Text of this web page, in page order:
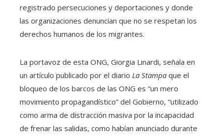
registrado persecuciones y deportaciones y donde
las organizaciones denuncian que no se respetan los
derechos humanos de los migrantes.
La portavoz de esta ONG, Giorgia Linardi, señala en
un artículo publicado por el diario La Stampa que el
bloqueo de los barcos de las ONG es “un mero
movimiento propagandístico” del Gobierno, “utilizado
como arma de distracción masiva por la incapacidad
de frenar las salidas, como habían anunciado durante